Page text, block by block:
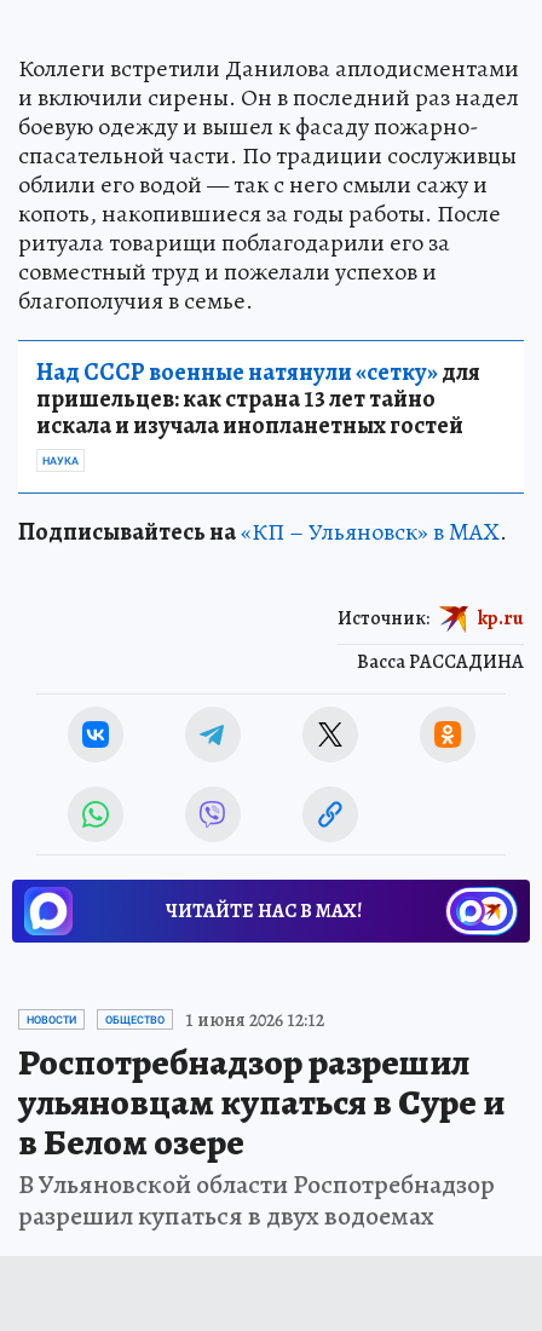
Коллеги встретили Данилова аплодисментами
и включили сирены. Он в последний раз надел
боевую одежду и вышел к фасаду пожарно-
спасательной части. По традиции сослуживцы
облили его водой — так с него смыли сажу и
копоть, накопившиеся за годы работы. После
ритуала товарищи поблагодарили его за
совместный труд и пожелали успехов и
благополучия в семье.
Над СССР военные натянули «сетку»для
пришельцев: как страна 13 лет тайно
искала и изучала инопланетных гостей
НАУКА
Подписывайтесь на«КП – Ульяновск» в MAX.
Васса РАССАДИНА
Источник: kp.ru
ЧИТАЙТЕ НАС В МАХ!
НОВОСТИ ОБЩЕСТВО 1 июня 2026 12:12
Роспотребнадзор разрешил
ульяновцам купаться в Суре и
в Белом озере
В Ульяновской области Роспотребнадзор
разрешил купаться в двух водоемах